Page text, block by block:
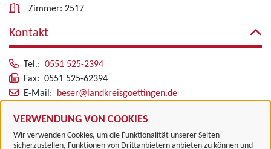
VERWENDUNG VON COOKIES
Wir verwenden Cookies, um die Funktionalität unserer Seiten
sicherzustellen, Funktionen von Drittanbietern anbieten zu können und
Zimmer: 2517
Kontakt
Tel.: 0551 525-2394
Fax: 0551 525-62394
E-Mail:
beser@landkreisgoettingen.de
Alle zugeordneten Einrichtungen